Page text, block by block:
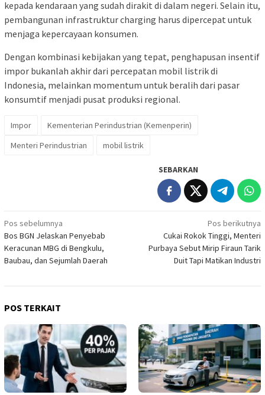
kepada kendaraan yang sudah dirakit di dalam negeri. Selain itu,
pembangunan infrastruktur charging harus dipercepat untuk
menjaga kepercayaan konsumen.
Dengan kombinasi kebijakan yang tepat, penghapusan insentif
impor bukanlah akhir dari percepatan mobil listrik di
Indonesia, melainkan momentum untuk beralih dari pasar
konsumtif menjadi pusat produksi regional.
Impor
Kementerian Perindustrian (Kemenperin)
Menteri Perindustrian
mobil listrik
SEBARKAN
Navigasi
pos
Pos sebelumnya
Bos BGN Jelaskan Penyebab
Keracunan MBG di Bengkulu,
Baubau, dan Sejumlah Daerah
Pos berikutnya
Cukai Rokok Tinggi, Menteri
Purbaya Sebut Mirip Firaun Tarik
Duit Tapi Matikan Industri
POS TERKAIT